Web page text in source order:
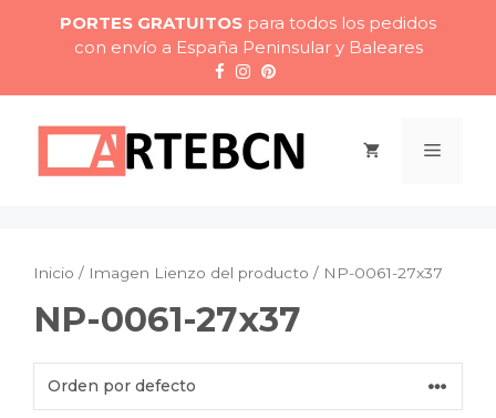
contenido
PORTES GRATUITOS para todos los pedidos
con envío a España Peninsular y Baleares
Menú
Inicio / Imagen Lienzo del producto / NP-0061-27x37
NP-0061-27x37